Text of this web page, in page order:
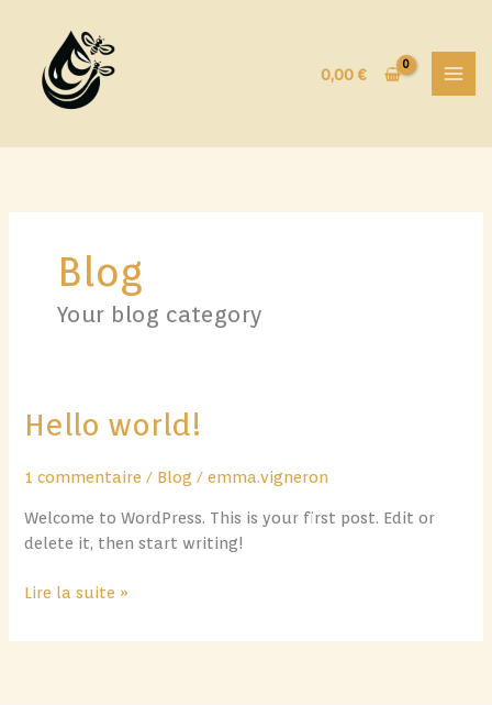
contenu
0,00 €
Blog
Your blog category
Hello world!
1 commentaire / Blog /emma.vigneron
Welcome to WordPress. This is your first post. Edit or
delete it, then start writing!
Hello
Lire la suite »